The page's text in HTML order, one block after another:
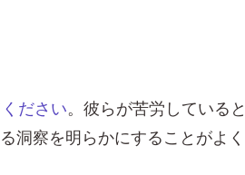
ださい。彼らが苦労している
察を明らかにすることがよく